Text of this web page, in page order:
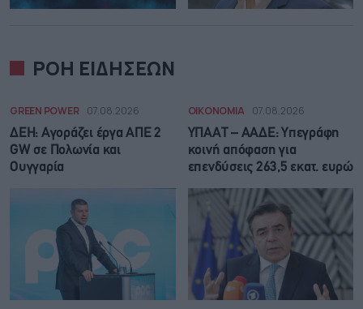
ΡΟΗ ΕΙΔΗΣΕΩΝ
GREEN POWER 07.08.2026
ΔΕΗ: Αγοράζει έργα ΑΠΕ 2
GW σε Πολωνία και
Ουγγαρία
ΟΙΚΟΝΟΜΙΑ 07.08.2026
ΥΠΑΑΤ – ΑΑΔΕ: Υπεγράφη
κοινή απόφαση για
επενδύσεις 263,5 εκατ. ευρώ